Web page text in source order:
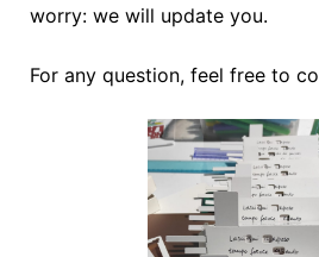
worry: we will update you.
For any question, feel free to co